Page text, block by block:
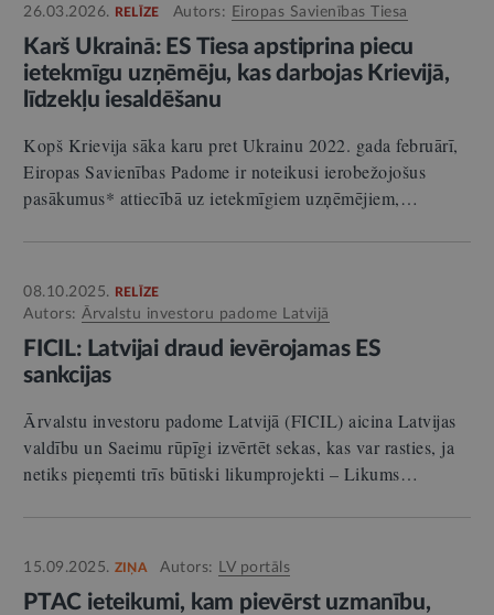
26.03.2026. RELĪZE Autors: Eiropas Savienības Tiesa
Karš Ukrainā: ES Tiesa apstiprina piecu
ietekmīgu uzņēmēju, kas darbojas Krievijā,
līdzekļu iesaldēšanu
Kopš Krievija sāka karu pret Ukrainu 2022. gada februārī,
Eiropas Savienības Padome ir noteikusi ierobežojošus
pasākumus* attiecībā uz ietekmīgiem uzņēmējiem,…
08.10.2025. RELĪZE
Autors: Ārvalstu investoru padome Latvijā
FICIL: Latvijai draud ievērojamas ES
sankcijas
Ārvalstu investoru padome Latvijā (FICIL) aicina Latvijas
valdību un Saeimu rūpīgi izvērtēt sekas, kas var rasties, ja
netiks pieņemti trīs būtiski likumprojekti – Likums…
15.09.2025. ZIŅA Autors: LV portāls
PTAC ieteikumi, kam pievērst uzmanību,